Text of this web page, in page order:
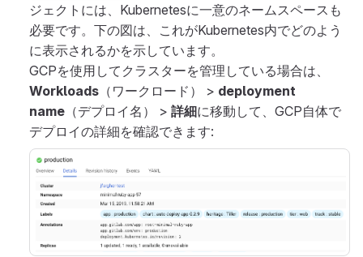
ジェクトには、Kubernetesに一意のネームスペースも
必要です。下の図は、これがKubernetes内でどのよう
に表示されるかを示しています。
GCPを使用してクラスターを管理している場合は、
Workloads （ワークロード） > deployment
name （デプロイ名） > 詳細に移動して、GCP自体で
デプロイの詳細を確認できます: